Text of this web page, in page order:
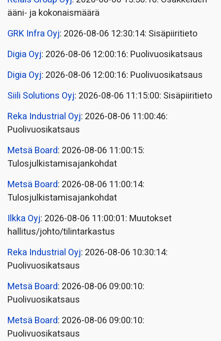
ääni- ja kokonaismäärä
GRK Infra Oyj: 2026-08-06 12:30:14: Sisäpiiritieto
Digia Oyj: 2026-08-06 12:00:16: Puolivuosikatsaus
Digia Oyj: 2026-08-06 12:00:16: Puolivuosikatsaus
Siili Solutions Oyj: 2026-08-06 11:15:00: Sisäpiiritieto
Reka Industrial Oyj: 2026-08-06 11:00:46:
Puolivuosikatsaus
Metsä Board: 2026-08-06 11:00:15:
Tulosjulkistamisajankohdat
Metsä Board: 2026-08-06 11:00:14:
Tulosjulkistamisajankohdat
Ilkka Oyj: 2026-08-06 11:00:01: Muutokset
hallitus/johto/tilintarkastus
Reka Industrial Oyj: 2026-08-06 10:30:14:
Puolivuosikatsaus
Metsä Board: 2026-08-06 09:00:10:
Puolivuosikatsaus
Metsä Board: 2026-08-06 09:00:10:
Puolivuosikatsaus